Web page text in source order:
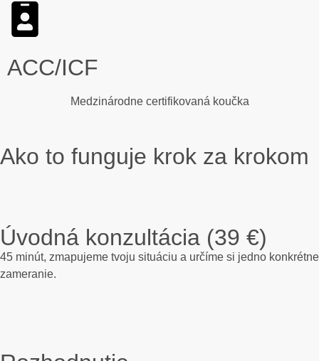
ACC/ICF
Medzinárodne certifikovaná koučka
Ako to funguje krok za krokom
Úvodná konzultácia (39 €)
45 minút, zmapujeme tvoju situáciu a určíme si jedno konkrétne
zameranie.